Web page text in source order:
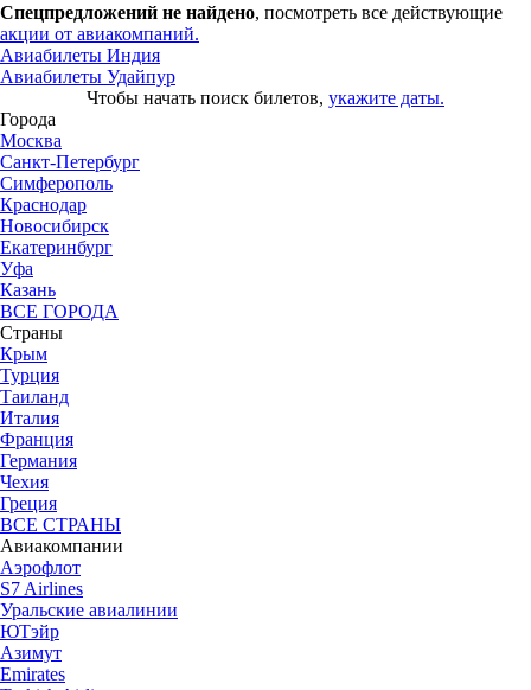
Спецпредложений не найдено, посмотреть все действующие
акции от авиакомпаний.
Авиабилеты Индия
Авиабилеты Удайпур
Чтобы начать поиск билетов, укажите даты.
Города
Москва
Санкт-Петербург
Симферополь
Краснодар
Новосибирск
Екатеринбург
Уфа
Казань
ВСЕ ГОРОДА
Страны
Крым
Турция
Таиланд
Италия
Франция
Германия
Чехия
Греция
ВСЕ СТРАНЫ
Авиакомпании
Аэрофлот
S7 Airlines
Уральские авиалинии
ЮТэйр
Азимут
Emirates